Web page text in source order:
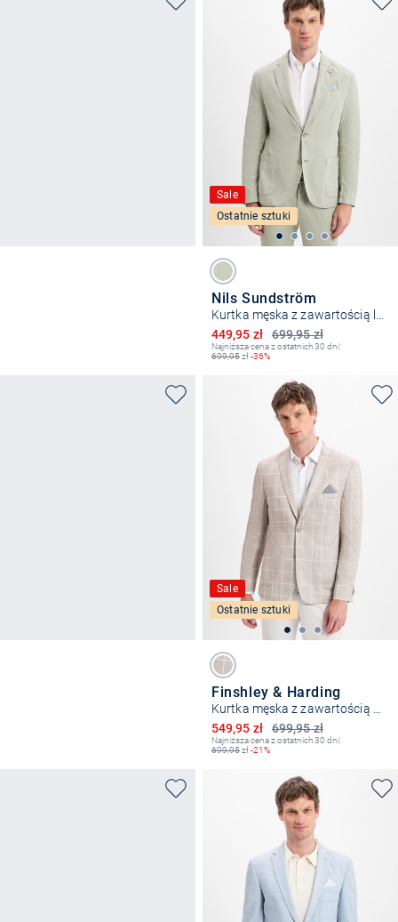
Sale
Ostatnie sztuki
Nils Sundström
Kurtka męska z zawartością lnu
699,95 zł
Obniżona cena
449,95 zł
Najniższa cena z ostatnich 30 dni:
699,95zł-36%
Sale
Ostatnie sztuki
Finshley & Harding
Kurtka męska z zawartością wiskozy - Maarten - Maarten
699,95 zł
Obniżona cena
549,95 zł
Najniższa cena z ostatnich 30 dni:
699,95zł-21%